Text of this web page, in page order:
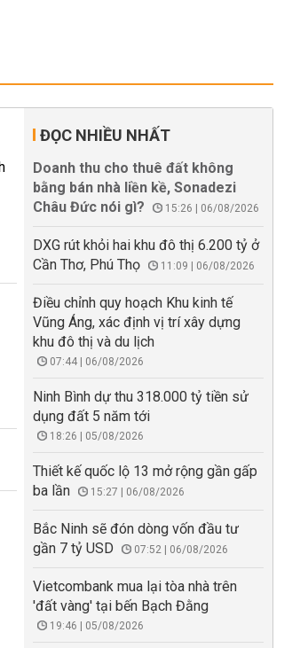
ĐỌC NHIỀU NHẤT
Doanh thu cho thuê đất không
bằng bán nhà liền kề, Sonadezi
Châu Đức nói gì?
15:26 | 06/08/2026
DXG rút khỏi hai khu đô thị 6.200 tỷ ở
Cần Thơ, Phú Thọ
11:09 | 06/08/2026
Điều chỉnh quy hoạch Khu kinh tế
Vũng Áng, xác định vị trí xây dựng
khu đô thị và du lịch
07:44 | 06/08/2026
Ninh Bình dự thu 318.000 tỷ tiền sử
dụng đất 5 năm tới
18:26 | 05/08/2026
Thiết kế quốc lộ 13 mở rộng gần gấp
ba lần
15:27 | 06/08/2026
Bắc Ninh sẽ đón dòng vốn đầu tư
gần 7 tỷ USD
07:52 | 06/08/2026
Vietcombank mua lại tòa nhà trên
'đất vàng' tại bến Bạch Đằng
19:46 | 05/08/2026